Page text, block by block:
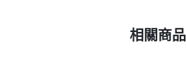
相關商品